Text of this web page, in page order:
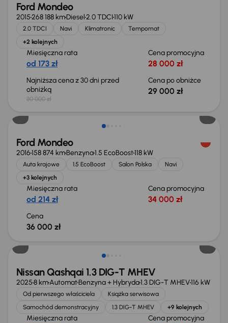
Ford Mondeo
2015268 188 kmDiesel2.0 TDCI110 kW
2.0 TDCI Navi Klimatronic
Tempomat
+2 kolejnych
Miesięczna rata
od 173 zł
Cena promocyjna
28 000 zł
Najniższa cena z 30 dni przed
obniżką
30 000 zł
Cena po obniżce
29 000 zł
Ford Mondeo
2016158 874 kmBenzyna1.5 EcoBoost118 kW
Auta krajowe 1.5 EcoBoost Salon Polska
Navi
+3 kolejnych
Miesięczna rata
od 214 zł
Cena promocyjna
34 000 zł
Cena
36 000 zł
Od nowego taniej o 36 775 zł
Nissan Qashqai 1.3 DIG-T MHEV
20258 kmAutomatBenzyna + Hybryda1.3 DIG-T MHEV116 kW
Od pierwszego właściciela
Książka serwisowa
Samochód demonstracyjny
1.3 DIG-T MHEV +9 kolejnych
Miesięczna rata Cena promocyjna